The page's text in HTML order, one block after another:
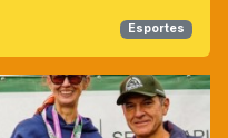
Esportes